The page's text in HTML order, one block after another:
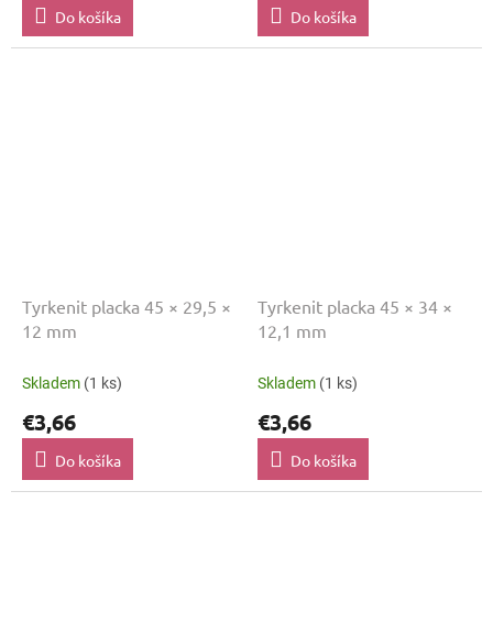
Do košíka Do košíka
Tyrkenit placka 45 × 29,5 ×
12 mm
Skladem (1 ks)
€3,66
Do košíka
Tyrkenit placka 45 × 34 ×
12,1 mm
Skladem (1 ks)
€3,66
Do košíka